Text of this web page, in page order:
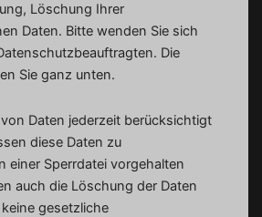
Löschung Ihrer
Daten. Bitte wenden Sie sich
Die
Sie ganz unten.
Daten jederzeit berücksichtigt
diese Daten zu
einer Sperrdatei vorgehalten
auch die Löschung der Daten
gesetzliche